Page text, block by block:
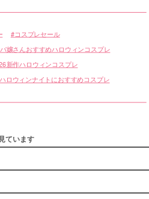
コスプレセール
嬢さんおすすめハロウィンコスプレ
新作ハロウィンコスプレ
ロウィンナイトにおすすめコスプレ
ています